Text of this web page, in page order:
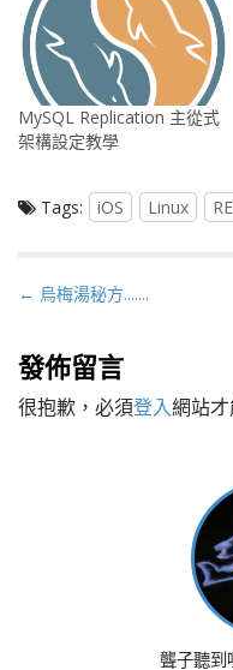
MySQL Replication 主從式
架構設定教學
Tags: iOS Linux
P
s
t
n
← 烏梅湯秘方.......
發佈留言
很抱歉，必須登入網站才
聾子聽到